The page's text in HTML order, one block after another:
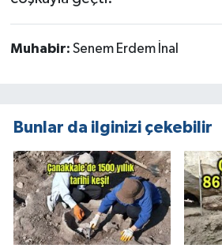
Muhabir: Senem Erdem İnal
Bunlar da ilginizi çekebilir